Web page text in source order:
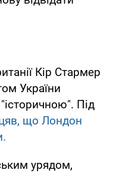
Кір Стармер
України
Під
що Лондон
урядом,